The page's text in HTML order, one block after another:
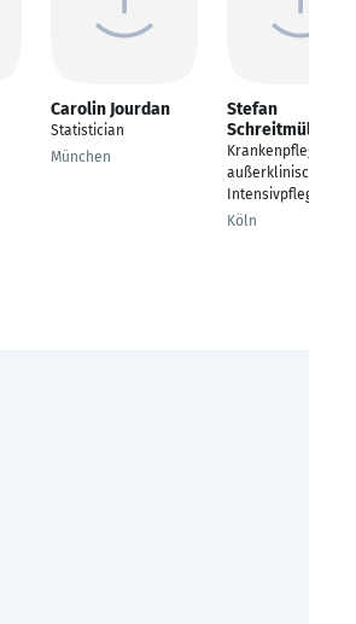
Carolin Jourdan
Statistician
München
Stefan
Schreitmüller
Krankenpfleger
außerklinische
Intensivpflege
Köln